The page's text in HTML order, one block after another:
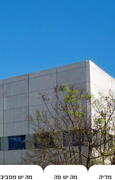
מדיה מה יש פה מה יש מסביב